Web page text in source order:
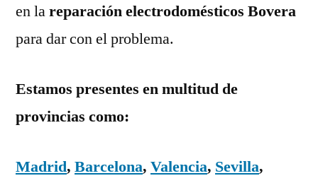
en lareparación electrodomésticos Bovera
para dar con el problema.
Estamos presentes en multitud de
provincias como:
Madrid, Barcelona, Valencia, Sevilla,